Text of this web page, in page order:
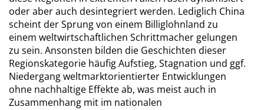
oder aber auch desintegriert werden. Lediglich China
scheint der Sprung von einem Billiglohnland zu
einem weltwirtschaftlichen Schrittmacher gelungen
zu sein. Ansonsten bilden die Geschichten dieser
Regionskategorie häufig Aufstieg, Stagnation und ggf.
Niedergang weltmarktorientierter Entwicklungen
ohne nachhaltige Effekte ab, was meist auch in
Zusammenhang mit im nationalen